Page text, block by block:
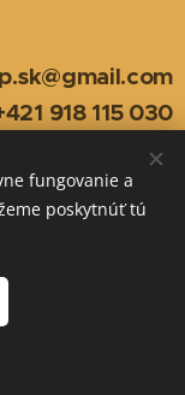
918 115 030
fungovanie a
poskytnúť tú